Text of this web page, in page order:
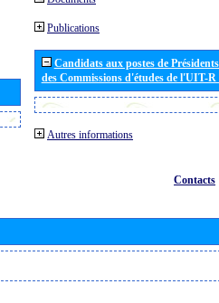
Publications
Candidats aux postes de
des Commissions d'études de l'UIT-
Autres informations
Contacts